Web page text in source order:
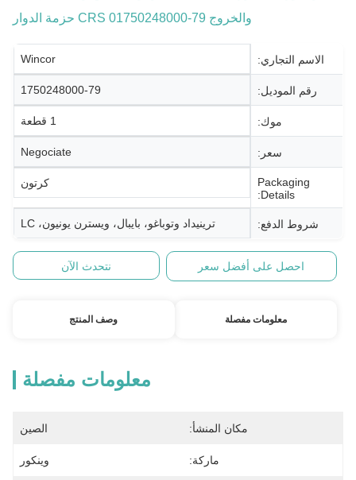
والخروج CRS 01750248000-79 حزمة الدوار
الاسم التجاري: Wincor
رقم الموديل: 1750248000-79
موك: 1 قطعة
سعر: Negociate
Packaging
Details:
كرتون
شروط الدفع: ترينيداد وتوباغو، بايبال، ويسترن يونيون، LC
احصل على أفضل سعر نتحدث الآن
معلومات مفصلة وصف المنتج
معلومات مفصلة
مكان المنشأ: الصين
ماركة: وينكور